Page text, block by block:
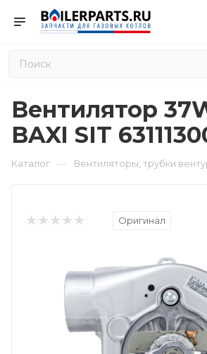
Вентилятор
BAXI SIT
Каталог — Вентиляторы, трубки
Оригинал